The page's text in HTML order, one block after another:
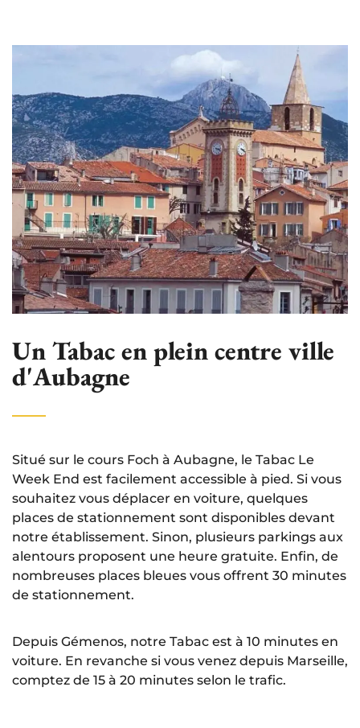
Un Tabac en plein centre ville
d'Aubagne
Situé sur le cours Foch à Aubagne, le Tabac Le
Week End est facilement accessible à pied. Si vous
souhaitez vous déplacer en voiture, quelques
places de stationnement sont disponibles devant
notre établissement. Sinon, plusieurs parkings aux
alentours proposent une heure gratuite. Enfin, de
nombreuses places bleues vous offrent 30 minutes
de stationnement.
Depuis Gémenos, notre Tabac est à 10 minutes en
voiture. En revanche si vous venez depuis Marseille,
comptez de 15 à 20 minutes selon le trafic.